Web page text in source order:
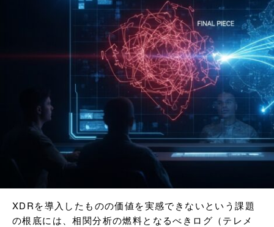
XDRを導入したものの価値を実感できないという課題
の根底には、相関分析の燃料となるべきログ（テレメ